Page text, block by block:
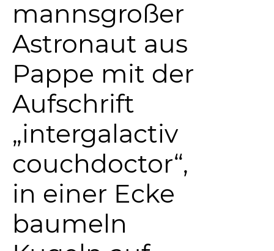
mannsgroßer
Astronaut aus
Pappe mit der
Aufschrift
„intergalactiv
couchdoctor“,
in einer Ecke
baumeln